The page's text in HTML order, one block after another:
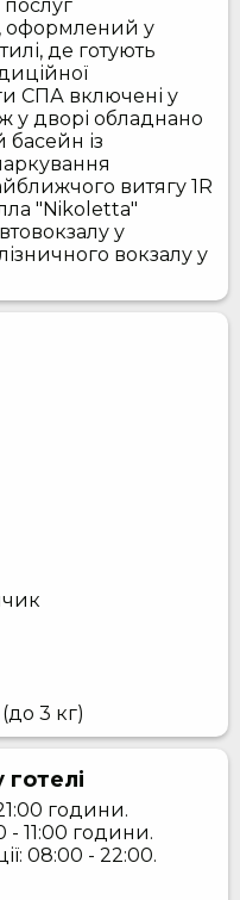
оформлений у
де готують
СПА включені у
у дворі обладнано
із
витягу 1R
"Nikoletta"
у
вокзалу у
3 кг)
години.
- 11:00 години.
08:00 - 22:00.